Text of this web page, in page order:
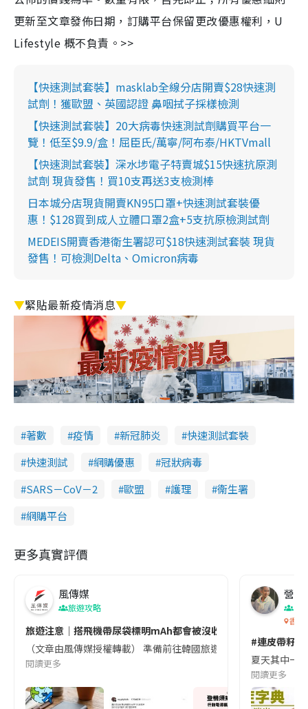
更新至文章發佈日期，訂購平台保留更改優惠權利，U
Lifestyle 概不負責。>>
【快速測試套裝】masklab全線分店開賣$28快速測
試劑！獲歐盟、英國認證 鼻咽拭子採樣檢測
【快速測試套裝】20大病毒快速測試劑購買平台一
覽！低至$9.9/盒！屈臣氏/萬寧/阿布泰/HKTVmall
【快速測試套裝】深水埗電子特賣城$15快速抗原測
試劑 現貨發售！買10支再送3支檢測棒
日本城分店現貨開賣KN95口罩+快速測試套裝優
惠！$128買到成人立體口罩2盒+5支抗原檢測試劑
MEDEIS開賣香港衛生署認可$18快速測試套裝 現貨
發售！可檢測Delta、Omicron病毒
▼緊貼最新疫情消息▼
著數 疫情 新冠肺炎
快速測試套裝
快速測試
網購優惠
冠狀病毒
SARS－CoV－2
歐盟 護理
衞生署
網購平台
更多真實評價
風傳媒
旅遊攻略
旅遊注意｜搭飛機帶尿袋標明mAh都會被沒收😱出發前切記檢查
（文章由風傳媒授權轉載） 準備前往韓國旅遊的民眾，近期要
閱讀更多
營養
香港
#連皮帶籽
夏天其中一
閱讀更多